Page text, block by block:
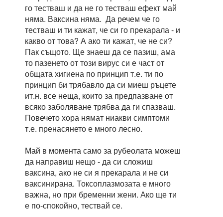
го тестваш и да не го тестваш ефект май
няма. Ваксина няма. Да речем че го
тестваш и ти кажат, че си го прекарала - и
какво от това? А ако ти кажат, че не си?
Пак същото. Ще знаеш да се пазиш, ама
то пазенето от този вирус си е част от
общата хигиена по принцип т.е. ти по
принцип би трябавло да си миеш ръцете
ит.н. все неща, които за предпазване от
всяко заболяване трябва да ги спазваш.
Повечето хора нямат ниакви симптоми
т.е. пренасянето е много лесно.
Май в момента само за рубеолата можеш
да направиш нещо - да си сложиш
ваксина, ако не си я прекарала и не си
ваксинирана. Токсоплазмозата е много
важна, но при бременни жени. Ако ще ти
е по-спокойно, тествай се.